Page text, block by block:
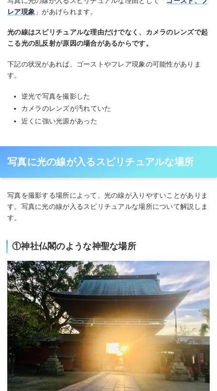
レア現象 」があげられます。
光の線はスピリチュアルな理由だけでなく、カメラのレンズで起
こる光の乱反射が原因の場合があるからです。
下記の状況があれば、ゴーストやフレア現象の可能性がありま
す。
逆光で写真を撮影した
カメラのレンズが汚れていた
近くに強い光源があった
写真に光の線が入るスピリチュアルな場所
写真を撮影する場所によって、光の線が入りやすいことがありま
す。写真に光の線が入るスピリチュアルな場所について解説しま
す。
①神社仏閣のような神聖な場所